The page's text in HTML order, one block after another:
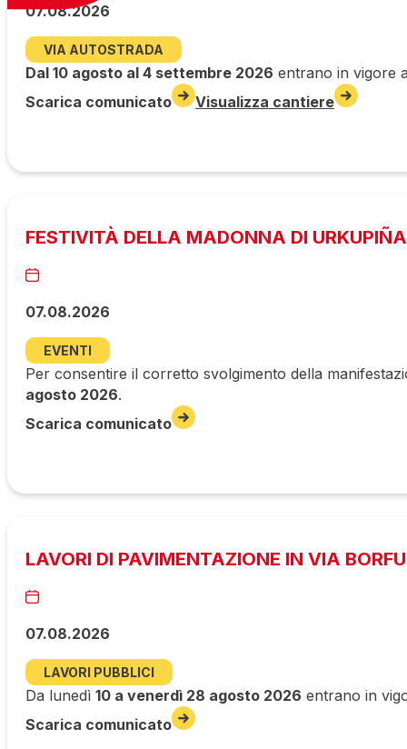
07.08.2026
VIA AUTOSTRADA
Dal 10 agosto al 4 settembre 2026 entrano in vigore
Scarica comunicato
Visualizza cantiere
FESTIVITÀ DELLA MADONNA DI URKUPIÑA
07.08.2026
EVENTI
Per consentire il corretto svolgimento della
agosto 2026.
Scarica comunicato
LAVORI DI PAVIMENTAZIONE IN VIA
07.08.2026
LAVORI PUBBLICI
Da lunedì 10 a venerdì 28 agosto 2026 entrano in
Scarica comunicato